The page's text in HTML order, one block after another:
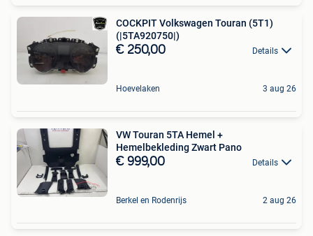
COCKPIT Volkswagen Touran (5T1)
(|5TA920750|)
€ 250,00 Details
Hoevelaken 3 aug 26
VW Touran 5TA Hemel +
Hemelbekleding Zwart Pano
€ 999,00 Details
Berkel en Rodenrijs 2 aug 26